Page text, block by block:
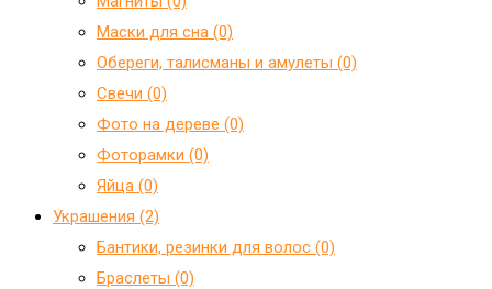
Маски для сна (0)
Обереги, талисманы и амулеты (0)
Свечи (0)
Фото на дереве (0)
Фоторамки (0)
Яйца (0)
Украшения (2)
Бантики, резинки для волос (0)
Браслеты (0)